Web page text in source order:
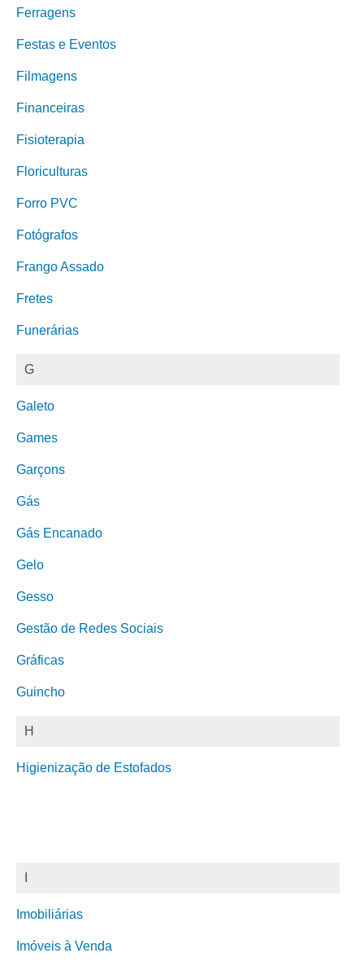
Ferragens
Festas e Eventos
Filmagens
Financeiras
Fisioterapia
Floriculturas
Forro PVC
Fotógrafos
Frango Assado
Fretes
Funerárias
G
Galeto
Games
Garçons
Gás
Gás Encanado
Gelo
Gesso
Gestão de Redes Sociais
Gráficas
Guincho
H
Higienização de Estofados
Imobiliárias
Imóveis à Venda